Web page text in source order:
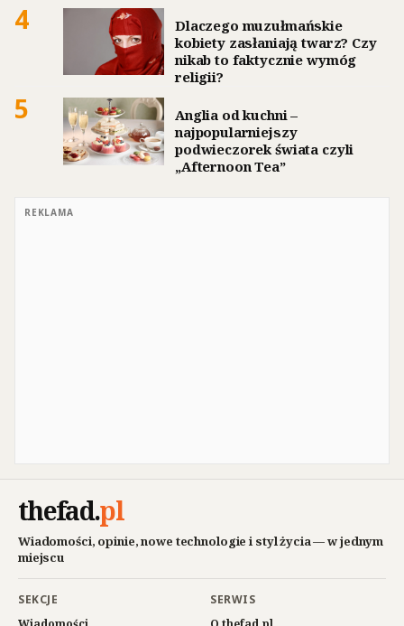
4
Dlaczego muzułmańskie
kobiety zasłaniają twarz? Czy
nikab to faktycznie wymóg
religii?
5
Anglia od kuchni –
najpopularniejszy
podwieczorek świata czyli
„Afternoon Tea”
REKLAMA
thefad.pl
Wiadomości, opinie, nowe technologie i styl życia — w jednym
miejscu
SEKCJE
SERWIS